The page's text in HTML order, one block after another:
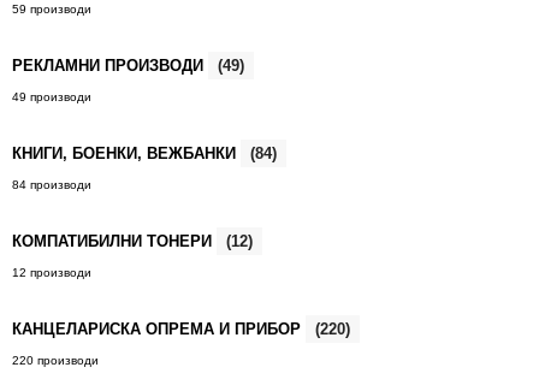
59 производи
РЕКЛАМНИ ПРОИЗВОДИ (49)
49 производи
КНИГИ, БОЕНКИ, ВЕЖБАНКИ (84)
84 производи
КОМПАТИБИЛНИ ТОНЕРИ (12)
12 производи
КАНЦЕЛАРИСКА ОПРЕМА И ПРИБОР (220)
220 производи